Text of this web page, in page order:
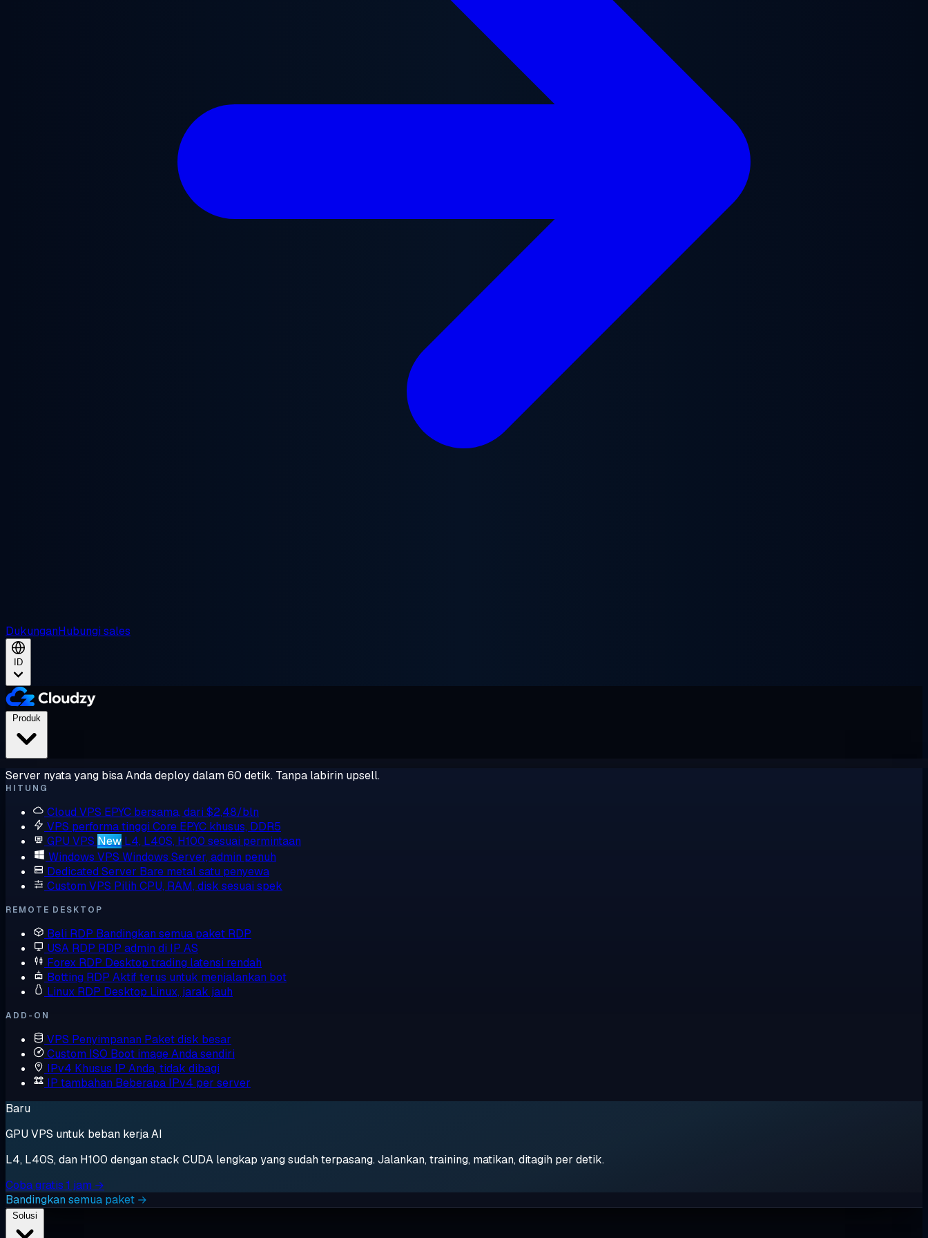
DukunganHubungi sales
ID
Server nyata yang bisa Anda deploy dalam 60 detik. Tanpa labirin upsell.
HITUNG
Cloud VPS EPYC bersama, dari $2,48/bln
VPS performa tinggi Core EPYC khusus, DDR5
GPU VPS New L4, L40S, H100 sesuai permintaan
Windows VPS Windows Server, admin penuh
Dedicated Server Bare metal satu penyewa
Custom VPS Pilih CPU, RAM, disk sesuai spek
REMOTE DESKTOP
Beli RDP Bandingkan semua paket RDP
USA RDP RDP admin di IP AS
Forex RDP Desktop trading latensi rendah
Botting RDP Aktif terus untuk menjalankan bot
Linux RDP Desktop Linux, jarak jauh
ADD-ON
VPS Penyimpanan Paket disk besar
Custom ISO Boot image Anda sendiri
IPv4 Khusus IP Anda, tidak dibagi
IP tambahan Beberapa IPv4 per server
Baru
GPU VPS untuk beban kerja AI
L4, L40S, dan H100 dengan stack CUDA lengkap yang sudah terpasang. Jalankan, training, matikan, ditagih per detik.
Coba gratis 1 jam →
Bandingkan semua paket →